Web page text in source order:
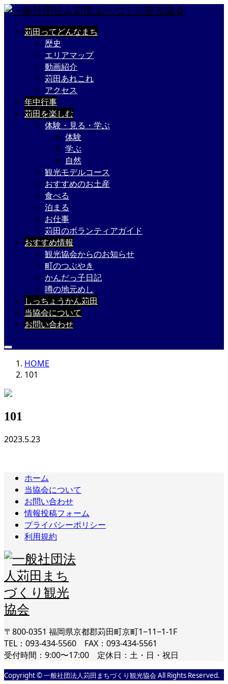
苅田ってどんなまち
歴史
エリアマップ
動画紹介
苅田あれこれ
アクセス
年中行事
苅田を楽しむ
体験・見る・学ぶ
体験
学ぶ
自然
観光モデルコース
おすすめのお土産
食べる
泊まる
お仕事
苅田のボランティアガイド
おすすめ情報
観光協会からのお知らせ
町のつぶやき
かんだっ子日記
噂の地元めし
しっちょうかん苅田
当協会について
お問い合わせ
HOME
101
101
2023.5.23
ホーム
当協会について
お問い合わせ
情報投稿フォーム
プライバシーポリシー
利用規約
〒800-0351 福岡県京都郡苅田町京町1−11−1-1F
TEL：093-434-5560 FAX：093-434-5561
受付時間：9:00〜17:00 定休日：土・日・祝日
Copyright © 一般社団法人苅田まちづくり観光協会 All Rights Reserved.